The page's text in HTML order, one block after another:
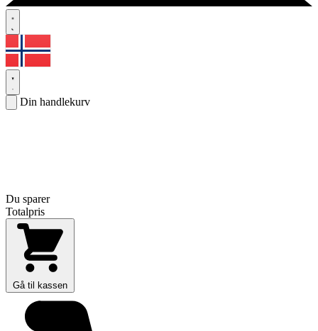
Din handlekurv
Du sparer
Totalpris
Gå til kassen